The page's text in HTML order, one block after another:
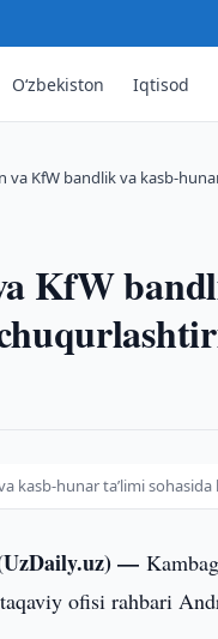
O‘zbekiston Iqtisod
va KfW bandlik va kasb-
KfW
kasb-hunar ta’limi
(UzDaily.uz) —
ofisi rahbari